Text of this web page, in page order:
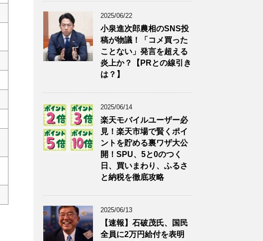
2025/06/22
小泉進次郎農相のSNS投
稿が物議！「コメ買った
ことない」発言を超える
炎上か？【PRとの線引き
は？】
2025/06/14
楽天モバイルユーザー必
見！楽天市場で賢くポイ
ントを貯める裏ワザ大公
開！SPU、5と0のつく
日、買いまわり、ふるさ
と納税を徹底攻略
2025/06/13
【速報】石破茂氏、国民
全員に2万円給付を表明